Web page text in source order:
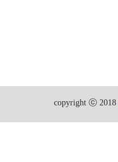
copyright ⓒ 2018